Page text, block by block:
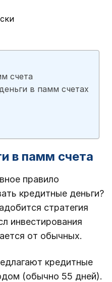
счета
в памм счетах
в памм счета
правило
кредитные деньги?
стратегия
инвестирования
от обычных.
кредитные
(обычно 55 дней).